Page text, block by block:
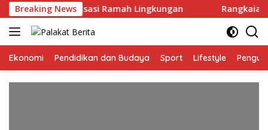
Skip
to
content
Breaking News
Investasi & Hilirisasi Ramah Lingkungan Rangkaian
Ekonomi Pendidikan dan Budaya Sport Lifestyle